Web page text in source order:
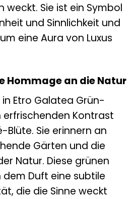
weckt. Sie ist ein Symbol
und Sinnlichkeit und
eine Aura von Luxus
Hommage an die Natur
Etro Galatea Grün-
erfrischenden Kontrast
Blüte. Sie erinnern an
Gärten und die
Natur. Diese grünen
dem Duft eine subtile
die die Sinne weckt